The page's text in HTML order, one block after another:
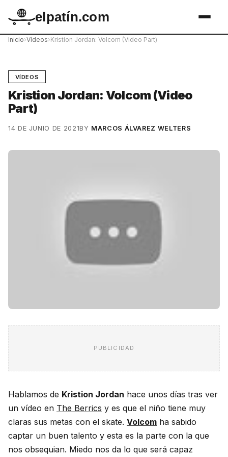
elpatín.com
Inicio›Vídeos›Kristion Jordan: Volcom (Video Part)
VÍDEOS
Kristion Jordan: Volcom (Video
Part)
14 DE JUNIO DE 2021BY MARCOS ÁLVAREZ WELTERS
PUBLICIDAD
Hablamos de Kristion Jordan hace unos días tras ver
un vídeo en The Berrics y es que el niño tiene muy
claras sus metas con el skate. Volcom ha sabido
captar un buen talento y esta es la parte con la que
nos obsequian. Miedo nos da lo que será capaz